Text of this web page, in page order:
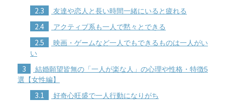
2.3 友達や恋人と長い時間一緒にいると疲れる
2.4 アクティブ系も一人で黙々とできる
2.5
映画・ゲームなど一人でもできるものは一人がい
い
3
結婚願望皆無の「一人が楽な人」の心理や性格・特徴5
選【女性編】
3.1 好奇心旺盛で一人行動になりがち